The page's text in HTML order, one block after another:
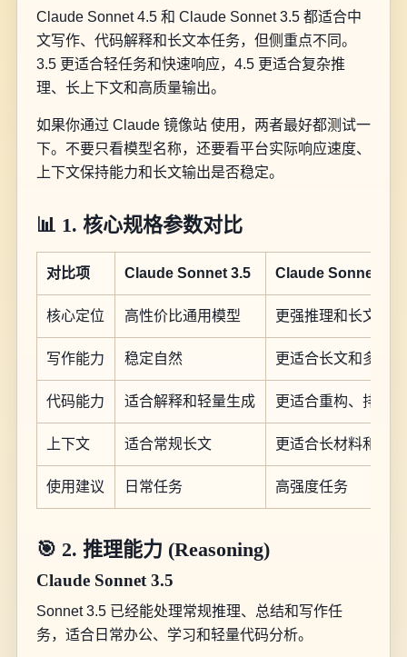
Claude Sonnet 4.5 和 Claude Sonnet 3.5 都适合中
文写作、代码解释和长文本任务，但侧重点不同。
3.5 更适合轻任务和快速响应，4.5 更适合复杂推
理、长上下文和高质量输出。
如果你通过 Claude 镜像站 使用，两者最好都测试一
下。不要只看模型名称，还要看平台实际响应速度、
上下文保持能力和长文输出是否稳定。
📊 1. 核心规格参数对比
对比项 Claude Sonnet 3.5 Claude Sonnet 4.5
核心定位 高性价比通用模型 更强推理和长文本
写作能力 稳定自然 更适合长文和多轮
代码能力 适合解释和轻量生成 更适合重构、排错
上下文 适合常规长文 更适合长材料和多
使用建议 日常任务 高强度任务
🎯 2. 推理能力 (Reasoning)
Claude Sonnet 3.5
Sonnet 3.5 已经能处理常规推理、总结和写作任
务，适合日常办公、学习和轻量代码分析。